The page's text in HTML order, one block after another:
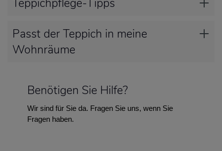
Teppichpflege-Tipps
Passt der Teppich in meine
Wohnräume
Benötigen Sie Hilfe?
Wir sind für Sie da. Fragen Sie uns, wenn Sie
Fragen haben.